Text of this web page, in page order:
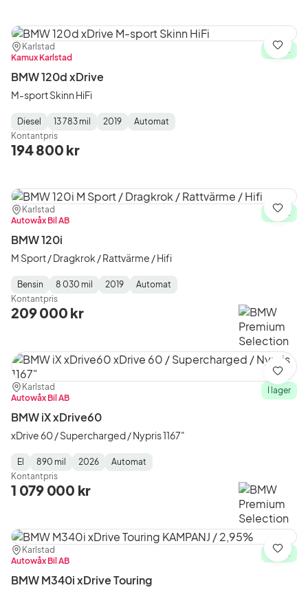
Plats:
Karlstad
Återförsäljare:
Kamux Karlstad
I lager
BMW 120d xDrive
M-sport Skinn HiFi
Fuel
Type:
Diesel
Mätarställning:
13 783 mil
Model
Year:
2019
Gearbox
Type:
Automat
Kontantpris
194 800 kr
Spara
Plats:
Karlstad
Återförsäljare:
Autowåx Bil AB
I lager
BMW 120i
M Sport / Dragkrok / Rattvärme / Hifi
Fuel
Type:
Bensin
Mätarställning:
8 030 mil
Model
Year:
2019
Gearbox
Type:
Automat
Kontantpris
209 000 kr
Spara
Plats:
Karlstad
Återförsäljare:
Autowåx Bil AB
I lager
BMW iX xDrive60
xDrive 60 / Supercharged / Nypris 1167"
Fuel
Type:
El
Mätarställning:
890 mil
Model
Year:
2026
Gearbox
Type:
Automat
Kontantpris
1 079 000 kr
Spara
Plats:
Karlstad
Återförsäljare:
Autowåx Bil AB
I lager
BMW M340i xDrive Touring
Spara